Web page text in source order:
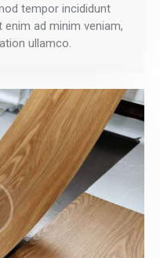
tempor incididunt
enim ad minim veniam,
ullamco.